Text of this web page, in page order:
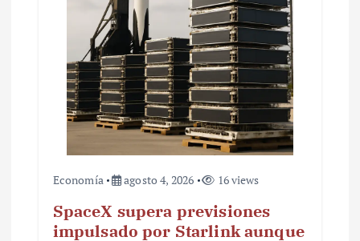
Economía agosto 4, 2026 16 views
SpaceX supera previsiones
impulsado por Starlink aunque